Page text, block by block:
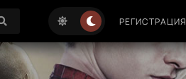
РЕГИСТРАЦИЯ